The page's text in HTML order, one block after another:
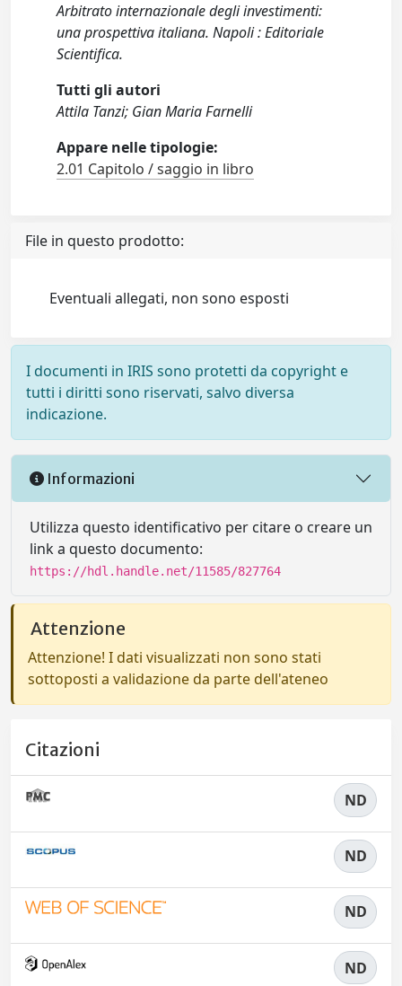
Arbitrato internazionale degli investimenti:
una prospettiva italiana. Napoli : Editoriale
Scientifica.
Tutti gli autori
Attila Tanzi; Gian Maria Farnelli
Appare nelle tipologie:
2.01 Capitolo / saggio in libro
File in questo prodotto:
Eventuali allegati, non sono esposti
I documenti in IRIS sono protetti da copyright e
tutti i diritti sono riservati, salvo diversa
indicazione.
Informazioni
Utilizza questo identificativo per citare o creare un
link a questo documento:
https://hdl.handle.net/11585/827764
Attenzione
Attenzione! I dati visualizzati non sono stati
sottoposti a validazione da parte dell'ateneo
Citazioni
ND
ND
ND
ND